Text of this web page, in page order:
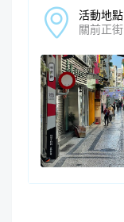
活動地點
關前正街